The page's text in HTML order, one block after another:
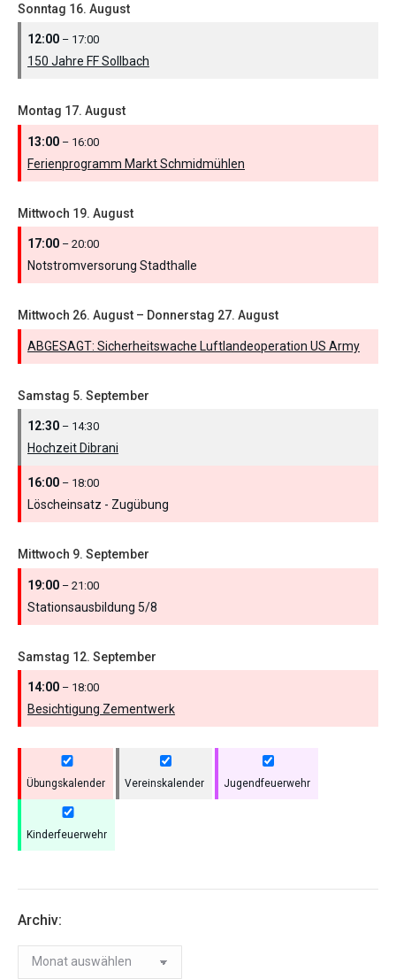
Sonntag 16. August
12:00 – 17:00
150 Jahre FF Sollbach
Montag 17. August
13:00 – 16:00
Ferienprogramm Markt Schmidmühlen
Mittwoch 19. August
17:00 – 20:00
Notstromversorung Stadthalle
Mittwoch 26. August – Donnerstag 27. August
ABGESAGT: Sicherheitswache Luftlandeoperation US Army
Samstag 5. September
12:30 – 14:30
Hochzeit Dibrani
16:00 – 18:00
Löscheinsatz - Zugübung
Mittwoch 9. September
19:00 – 21:00
Stationsausbildung 5/8
Samstag 12. September
14:00 – 18:00
Besichtigung Zementwerk
Übungskalender Vereinskalender Jugendfeuerwehr
Kinderfeuerwehr
Archiv:
Archiv: